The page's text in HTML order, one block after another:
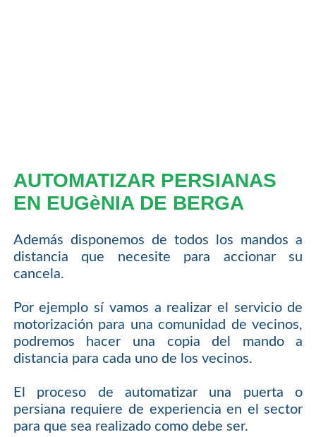
AUTOMATIZAR PERSIANAS
EN EUGèNIA DE BERGA
Además disponemos de todos los mandos a
distancia que necesite para accionar su
cancela.
Por ejemplo sí vamos a realizar el servicio de
motorización para una comunidad de vecinos,
podremos hacer una copia del mando a
distancia para cada uno de los vecinos.
El proceso de automatizar una puerta o
persiana requiere de experiencia en el sector
para que sea realizado como debe ser.